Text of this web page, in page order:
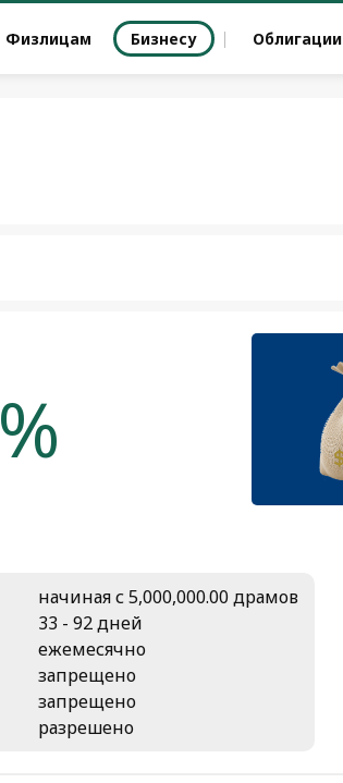
Физлицам Бизнесу Облигации
%
начиная с 5,000,000.00 драмов
33 - 92 дней
ежемесячно
запрещено
запрещено
разрешено